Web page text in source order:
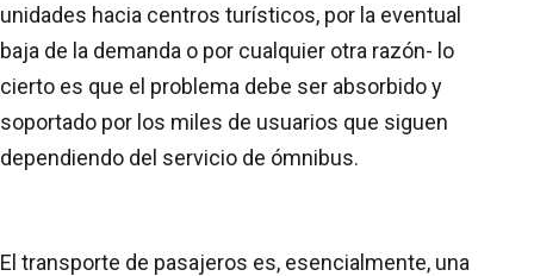
unidades hacia centros turísticos, por la eventual
baja de la demanda o por cualquier otra razón- lo
cierto es que el problema debe ser absorbido y
soportado por los miles de usuarios que siguen
dependiendo del servicio de ómnibus.
El transporte de pasajeros es, esencialmente, una